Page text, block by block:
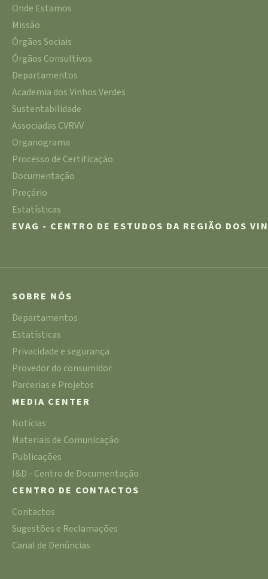
Onde Estamos
Missão
Órgãos Sociais
Órgãos Consultivos
Departamentos
Academia dos Vinhos Verdes
Sustentabilidade
Associadas CVRVV
Organograma
Processo de Certificação
Documentação
Preçário
Estatísticas
EVAG - CENTRO DE ESTUDOS DA REGIÃO DOS
SOBRE NÓS
Departamentos
Estatísticas
Privacidade e segurança
Provedor do consumidor
Parcerias e Projetos
MEDIA CENTER
Notícias
Materiais de Comunicação
Publicações
I&D - Centro de Documentação
CENTRO DE CONTACTOS
Contactos
Sugestões e Reclamações
Canal de Denúncias